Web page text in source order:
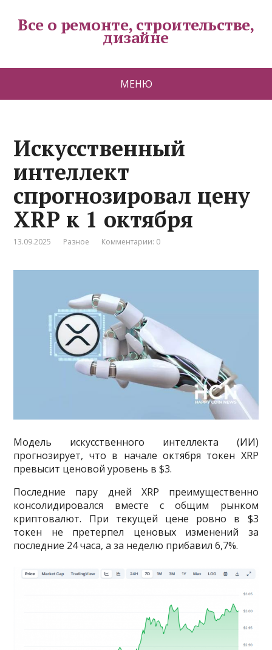
Все о ремонте, строительстве,
дизайне
МЕНЮ
Искусственный
интеллект
спрогнозировал цену
XRP к 1 октября
13.09.2025 Разное Комментарии: 0
Модель искусственного интеллекта (ИИ)
прогнозирует, что в начале октября токен XRP
превысит ценовой уровень в $3.
Последние пару дней XRP преимущественно
консолидировался вместе с общим рынком
криптовалют. При текущей цене ровно в $3
токен не претерпел ценовых изменений за
последние 24 часа, а за неделю прибавил 6,7%.